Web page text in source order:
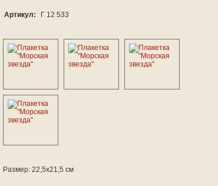
Артикул: Г 12 533
Размер: 22,5х21,5 см